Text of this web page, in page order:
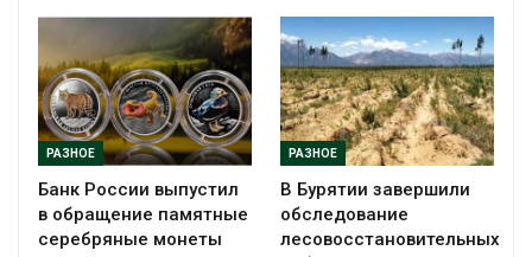
РАЗНОЕ
Банк России выпустил
в обращение памятные
серебряные монеты
РАЗНОЕ
В Бурятии завершили
обследование
лесовосстановительных